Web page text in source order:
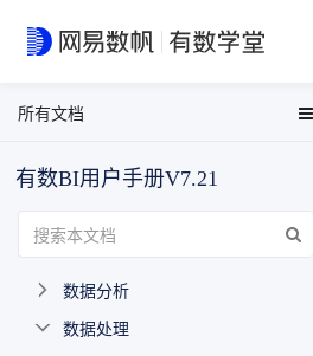
所有文档
EasyData用户手册
数据分析与可视化用户手册
有数BI FAQ
NDH用户手册
有数BI用户手册V7.21
数据源
图表
数据分析
数据处理